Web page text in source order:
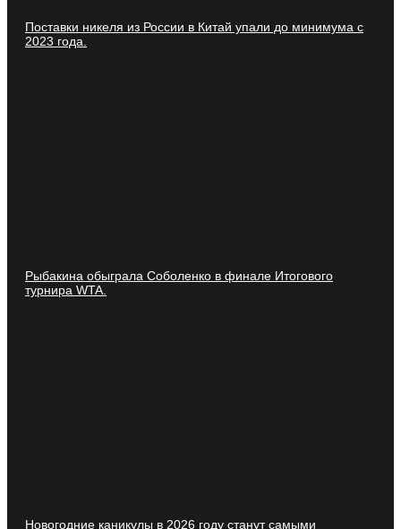
Поставки никеля из России в Китай упали до минимума с
2023 года.
Рыбакина обыграла Соболенко в финале Итогового
турнира WTA.
Новогодние каникулы в 2026 году станут самыми